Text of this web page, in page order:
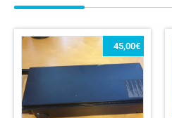
45,00€